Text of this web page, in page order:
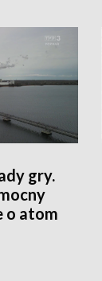
gry.
o atom